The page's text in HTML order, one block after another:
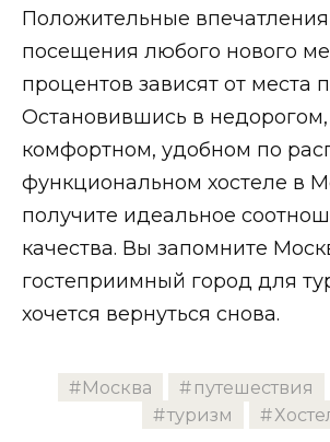
Положительные впечатления
посещения любого нового
процентов зависят от места
Остановившись в
комфортном, удобном по
функциональном хостеле в
получите идеальное
качества. Вы запомните
гостеприимный город для
хочется вернуться снова.
Москва путешествия
туризм